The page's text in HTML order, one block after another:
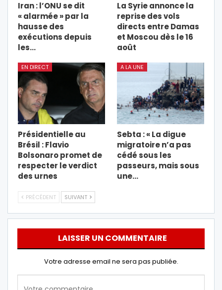
Iran : l’ONU se dit
« alarmée » par la
hausse des
exécutions depuis
les…
La Syrie annonce la
reprise des vols
directs entre Damas
et Moscou dès le 16
août
EN DIRECT
Présidentielle au
Brésil : Flavio
Bolsonaro promet de
respecter le verdict
des urnes
A LA UNE
Sebta : « La digue
migratoire n’a pas
cédé sous les
passeurs, mais sous
une…
PRÉCÉDENT SUIVANT
LAISSER UN COMMENTAIRE
Votre adresse email ne sera pas publiée.